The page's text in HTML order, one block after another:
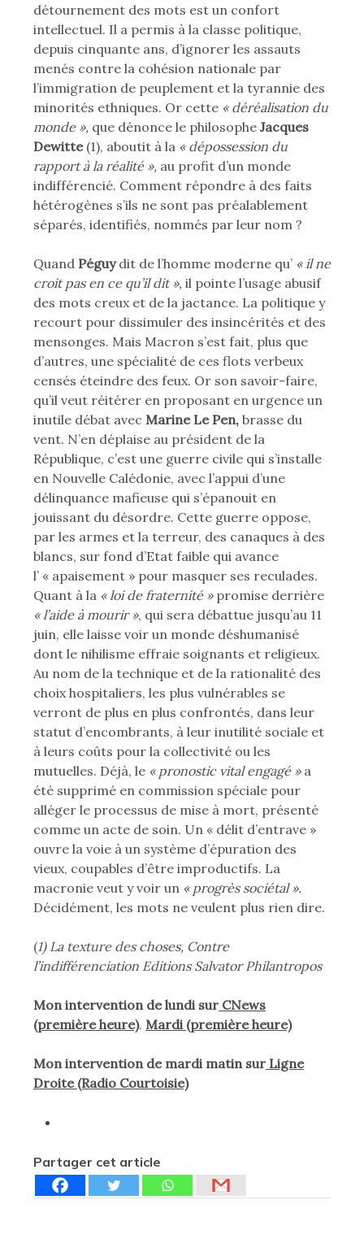
détournement des mots est un confort
intellectuel. Il a permis à la classe politique,
depuis cinquante ans, d’ignorer les assauts
menés contre la cohésion nationale par
l’immigration de peuplement et la tyrannie des
minorités ethniques. Or cette « déréalisation du
monde », que dénonce le philosophe Jacques
Dewitte(1), aboutit à la « dépossession du
rapport à la réalité », au profit d’un monde
indifférencié. Comment répondre à des faits
hétérogènes s’ils ne sont pas préalablement
séparés, identifiés, nommés par leur nom ?
Quand Péguydit de l’homme moderne qu’« il ne
croit pas en ce qu’il dit », il pointe l’usage abusif
des mots creux et de la jactance. La politique y
recourt pour dissimuler des insincérités et des
mensonges. Mais Macron s’est fait, plus que
d’autres, une spécialité de ces flots verbeux
censés éteindre des feux. Or son savoir-faire,
qu’il veut réitérer en proposant en urgence un
inutile débat avec Marine Le Pen, brasse du
vent. N’en déplaise au président de la
République, c’est une guerre civile qui s’installe
en Nouvelle Calédonie, avec l’appui d’une
délinquance mafieuse qui s’épanouit en
jouissant du désordre. Cette guerre oppose,
par les armes et la terreur, des canaques à des
blancs, sur fond d’Etat faible qui avance
l’ « apaisement » pour masquer ses reculades.
Quant à la « loi de fraternité » promise derrière
« l’aide à mourir », qui sera débattue jusqu’au 11
juin, elle laisse voir un monde déshumanisé
dont le nihilisme effraie soignants et religieux.
Au nom de la technique et de la rationalité des
choix hospitaliers, les plus vulnérables se
verront de plus en plus confrontés, dans leur
statut d’encombrants, à leur inutilité sociale et
à leurs coûts pour la collectivité ou les
mutuelles. Déjà, le « pronostic vital engagé » a
été supprimé en commission spéciale pour
alléger le processus de mise à mort, présenté
comme un acte de soin. Un « délit d’entrave »
ouvre la voie à un système d’épuration des
vieux, coupables d’être improductifs. La
macronie veut y voir un « progrès sociétal ».
Décidément, les mots ne veulent plus rien dire.
(1) La texture des choses, Contre
l’indifférenciation Editions Salvator Philantropos
Mon intervention de lundi surCNews
(première heure). Mardi (première heure)
Mon intervention de mardi matin surLigne
Droite (Radio Courtoisie)
Partager cet article